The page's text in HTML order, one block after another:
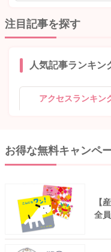
注目記事を探す
人気記事ランキン
アクセスランキン
お得な無料キャンペ
【
全